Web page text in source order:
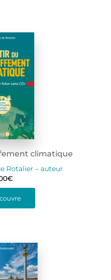
climatique
Rotalier – auteur
€